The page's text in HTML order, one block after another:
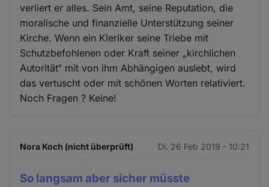
verliert er alles. Sein Amt, seine Reputation, die
moralische und finanzielle Unterstützung seiner
Kirche. Wenn ein Kleriker seine Triebe mit
Schutzbefohlenen oder Kraft seiner „kirchlichen
Autorität“ mit von ihm Abhängigen auslebt, wird
das vertuscht oder mit schönen Worten relativiert.
Noch Fragen ? Keine!
Nora Koch (nicht überprüft) Di. 26 Feb 2019 - 10:21
So langsam aber sicher müsste